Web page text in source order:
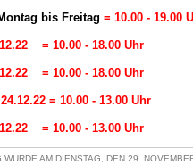
bis Freitag = 10.00 - 19.00
= 10.00 - 18.00 Uhr
= 10.00 - 18.00 Uhr
24.12.22 = 10.00 - 13.00 Uhr
= 10.00 - 13.00 Uhr
WURDE AM DIENSTAG, DEN 29.